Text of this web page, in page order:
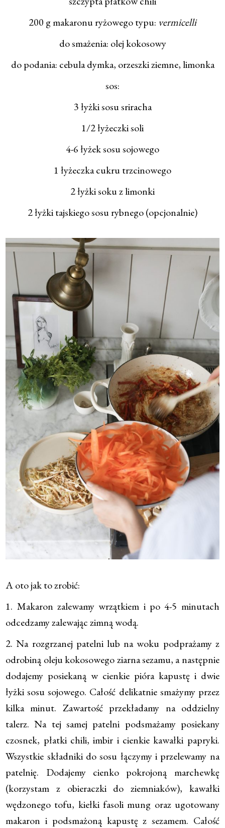
200 g makaronu ryżowego typu: vermicelli
do smażenia: olej kokosowy
do podania: cebula dymka, orzeszki ziemne, limonka
sos:
3 łyżki sosu sriracha
1/2 łyżeczki soli
4-6 łyżek sosu sojowego
1 łyżeczka cukru trzcinowego
2 łyżki soku z limonki
2 łyżki tajskiego sosu rybnego (opcjonalnie)
A oto jak to zrobić:
1. Makaron zalewamy wrzątkiem i po 4-5 minutach
odcedzamy zalewając zimną wodą.
2. Na rozgrzanej patelni lub na woku podprażamy z
odrobiną oleju kokosowego ziarna sezamu, a następnie
dodajemy posiekaną w cienkie pióra kapustę i dwie
łyżki sosu sojowego. Całość delikatnie smażymy przez
kilka minut. Zawartość przekładamy na oddzielny
talerz. Na tej samej patelni podsmażamy posiekany
czosnek, płatki chili, imbir i cienkie kawałki papryki.
Wszystkie składniki do sosu łączymy i przelewamy na
patelnię. Dodajemy cienko pokrojoną marchewkę
(korzystam z obieraczki do ziemniaków), kawałki
wędzonego tofu, kiełki fasoli mung oraz ugotowany
makaron i podsmażoną kapustę z sezamem. Całość